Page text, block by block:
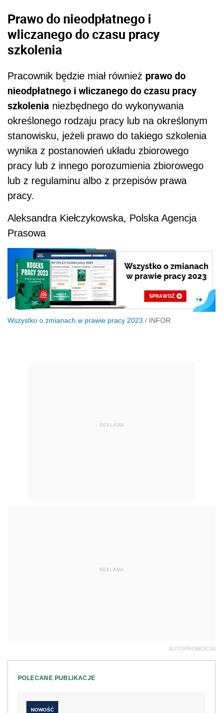
Prawo do nieodpłatnego i
wliczanego do czasu pracy
szkolenia
Pracownik będzie miał również prawo do
nieodpłatnego i wliczanego do czasu pracy
szkolenia niezbędnego do wykonywania
określonego rodzaju pracy lub na określonym
stanowisku, jeżeli prawo do takiego szkolenia
wynika z postanowień układu zbiorowego
pracy lub z innego porozumienia zbiorowego
lub z regulaminu albo z przepisów prawa
pracy.
Aleksandra Kiełczykowska, Polska Agencja
Prasowa
Wszystko o zmianach w prawie pracy 2023 / INFOR
REKLAMA
REKLAMA
AUTOPROMOCJA
POLECANE PUBLIKACJE
NOWOŚĆ